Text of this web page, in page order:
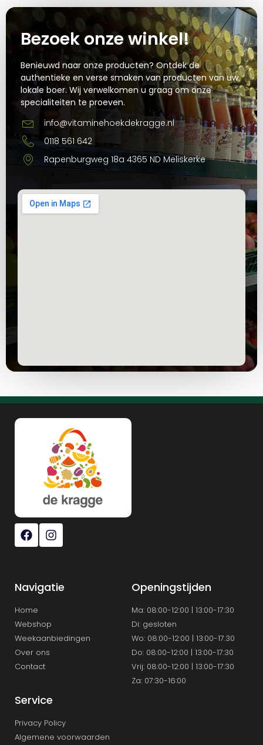
Bezoek onze winkel!
Benieuwd naar onze producten? Ontdek de
authentieke en verse smaken van producten van uw
lokale boer. Wij verwelkomen u graag om onze
specialiteiten te proeven.
info@vitaminehoekdekragge.nl
0118 561 642
Rapenburgweg 18a 4365 ND Meliskerke
Navigatie
Home
Webshop
Weekaanbiedingen
Over ons
Contact
Openingstijden
Ma: 08:00-12:00 | 13:00-17:30
Di: gesloten
Wo: 08:00-12:00 | 13:00-17.30
Do: 08:00-12:00 | 13:00-17:30
Vrij: 08:00-12:00 | 13:00-17:30
Za: 07:30-16:00
Service
Privacy Policy
Algemene voorwaarden